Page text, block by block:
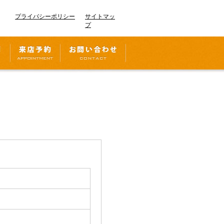
プライバシーポリシー
サイトマッ
プ